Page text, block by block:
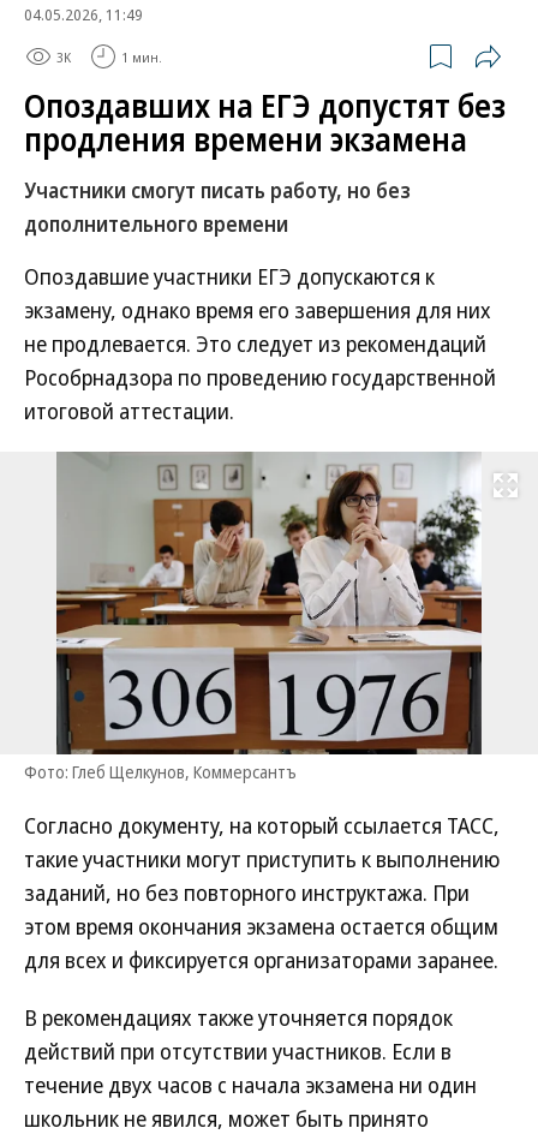
04.05.2026, 11:49
3K 1 мин.
Опоздавших на ЕГЭ допустят без
продления времени экзамена
Участники смогут писать работу, но без
дополнительного времени
Опоздавшие участники ЕГЭ допускаются к
экзамену, однако время его завершения для них
не продлевается. Это следует из рекомендаций
Рособрнадзора по проведению государственной
итоговой аттестации.
Развернуть
Фото: Глеб Щелкунов, Коммерсантъ
Согласно документу, на который ссылается ТАСС,
такие участники могут приступить к выполнению
заданий, но без повторного инструктажа. При
этом время окончания экзамена остается общим
для всех и фиксируется организаторами заранее.
В рекомендациях также уточняется порядок
действий при отсутствии участников. Если в
течение двух часов с начала экзамена ни один
школьник не явился, может быть принято